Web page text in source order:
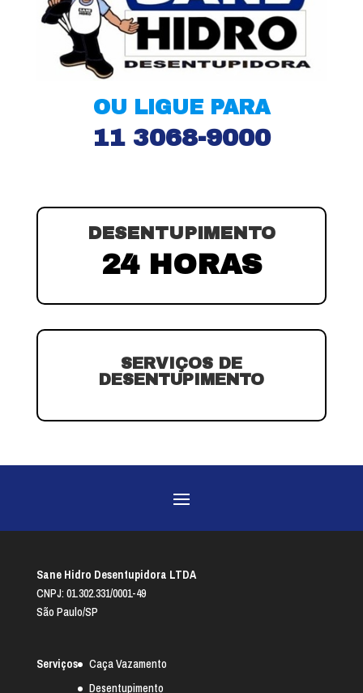
OU LIGUE PARA
11 3068-9000
DESENTUPIMENTO
24 HORAS
SERVIÇOS DE
DESENTUPIMENTO
Sane Hidro Desentupidora LTDA
CNPJ: 01.302.331/0001-49
São Paulo/SP
Serviços
Caça Vazamento
Desentupimento